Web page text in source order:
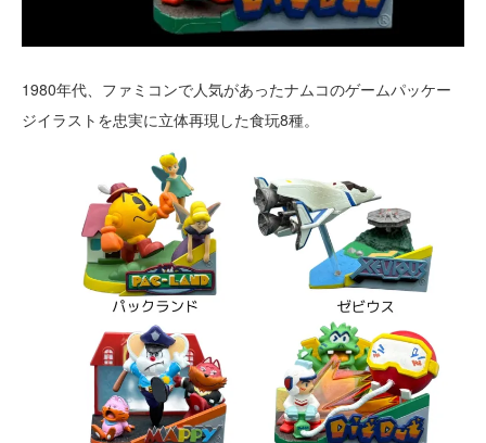
1980年代、ファミコンで人気があったナムコのゲームパッケー
ジイラストを忠実に立体再現した食玩8種。